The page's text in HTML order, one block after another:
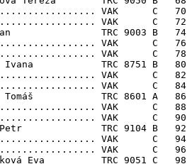
VAK      C   70
VAK      C   72
TRC 9003 B   74
VAK      C   76
VAK      C   78
Ivana            TRC 8751 B   80
VAK      C   82
VAK      C   84
Tomáš            TRC 8601 A   86
VAK      C   88
VAK      C   90
TRC 9104 B   92
VAK      C   94
VAK      C   96
Eva          TRC 9051 C   98